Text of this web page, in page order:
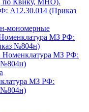
по Квику, МНО).
A12.30.014 (Приказ
мономерные
МЗ РФ:
№804н)
Номенклатура МЗ РФ:
№804н)
МЗ РФ:
№804н)